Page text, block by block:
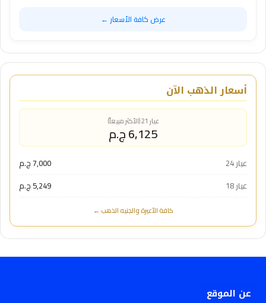
عرض كافة الأسعار ←
أسعار الذهب الآن
عيار 21 (الأكثر مبيعاً)
6,125 ج.م
عيار 24
7,000 ج.م
عيار 18
5,249 ج.م
كافة الأعيرة والجنيه الذهب ←
عن الموقع